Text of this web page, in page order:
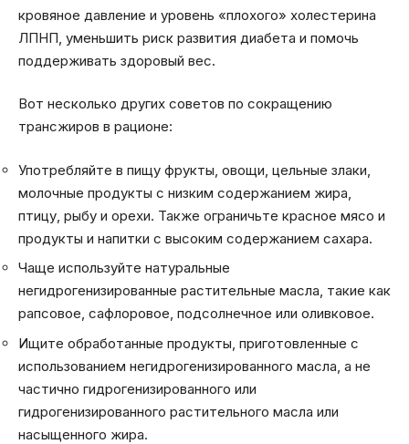
кровяное давление и уровень «плохого» холестерина
ЛПНП, уменьшить риск развития диабета и помочь
поддерживать здоровый вес.
Вот несколько других советов по сокращению
трансжиров в рационе:
Употребляйте в пищу фрукты, овощи, цельные злаки,
молочные продукты с низким содержанием жира,
птицу, рыбу и орехи. Также ограничьте красное мясо и
продукты и напитки с высоким содержанием сахара.
Чаще используйте натуральные
негидрогенизированные растительные масла, такие как
рапсовое, сафлоровое, подсолнечное или оливковое.
Ищите обработанные продукты, приготовленные с
использованием негидрогенизированного масла, а не
частично гидрогенизированного или
гидрогенизированного растительного масла или
насыщенного жира.